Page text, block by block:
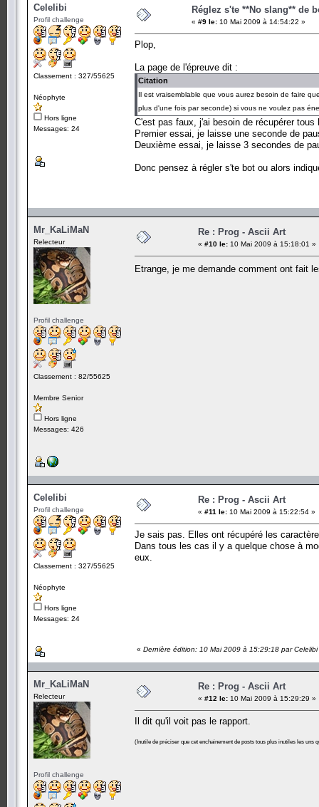
Celelibi
Profil challenge
Classement : 327/55625
Néophyte
Hors ligne
Messages: 24
Réglez s'te **No slang** de
« #9 le: 10 Mai 2009 à 14:54:22 »
Plop,
La page de l'épreuve dit :
Citation
Il est vraisemblable que vous aurez besoin de faire
plus d'une fois par seconde) si vous ne voulez pas
C'est pas faux, j'ai besoin de récupérer tous
Premier essai, je laisse une seconde de
Deuxième essai, je laisse 3 secondes de
Donc pensez à régler s'te bot ou alors
Mr_KaLiMaN
Relecteur
Profil challenge
Classement : 82/55625
Membre Senior
Hors ligne
Messages: 426
Re : Prog - Ascii Art
« #10 le: 10 Mai 2009 à 15:18:01 »
Etrange, je me demande comment ont fait
Celelibi
Profil challenge
Classement : 327/55625
Néophyte
Hors ligne
Messages: 24
Re : Prog - Ascii Art
« #11 le: 10 Mai 2009 à 15:22:54 »
Je sais pas. Elles ont récupéré les
Dans tous les cas il y a quelque chose à
eux.
« Dernière édition: 10 Mai 2009 à 15:29:18 par Celelibi
Mr_KaLiMaN
Relecteur
Profil challenge
Re : Prog - Ascii Art
« #12 le: 10 Mai 2009 à 15:29:29 »
Il dit qu'il voit pas le rapport.
(Inutile de préciser que cet enchainement de posts tous plus inutiles les uns